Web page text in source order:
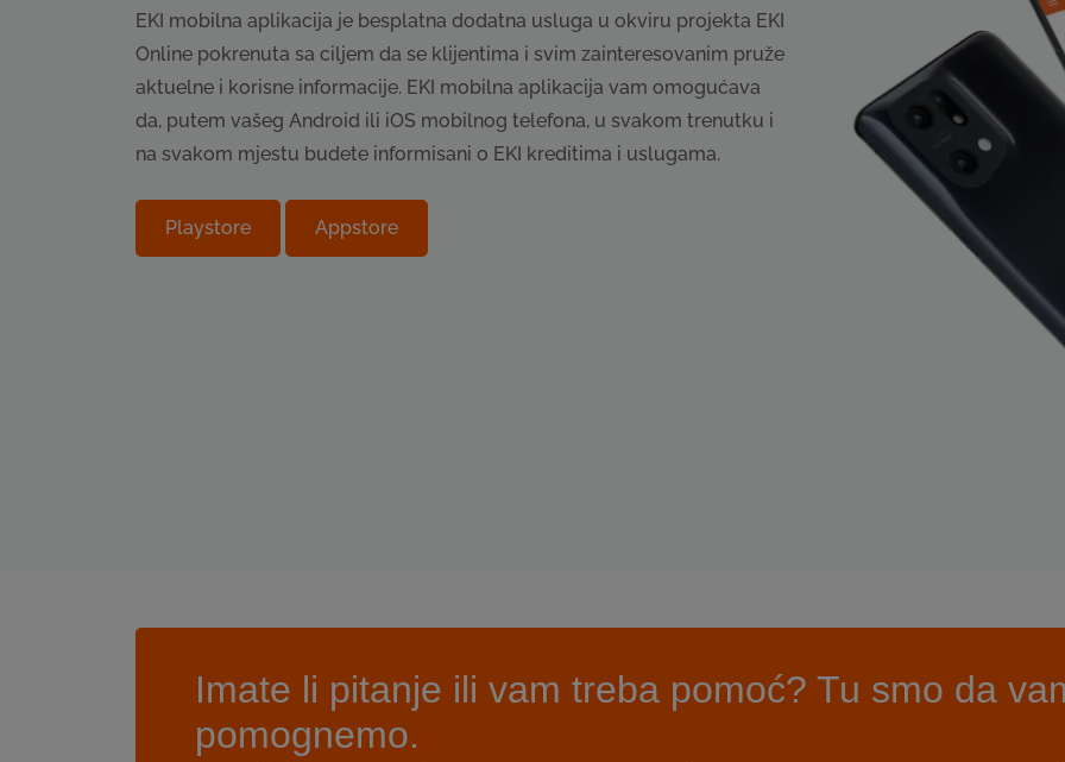
EKI mobilna aplikacija je besplatna dodatna usluga u okviru projekta EKI
Online pokrenuta sa ciljem da se klijentima i svim zainteresovanim pruže
aktuelne i korisne informacije. EKI mobilna aplikacija vam omogućava
da, putem vašeg Android ili iOS mobilnog telefona, u svakom trenutku i
na svakom mjestu budete informisani o EKI kreditima i uslugama.
Playstore Appstore
Imate li pitanje ili vam treba pomoć? Tu smo da
pomognemo.